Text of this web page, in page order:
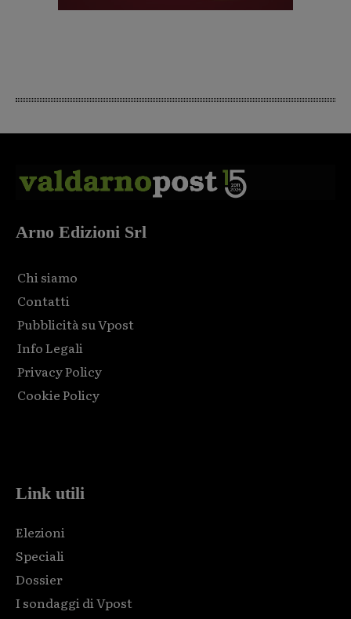
Arno Edizioni Srl
Chi siamo
Contatti
Pubblicità su Vpost
Info Legali
Privacy Policy
Cookie Policy
Link utili
Elezioni
Speciali
Dossier
I sondaggi di Vpost